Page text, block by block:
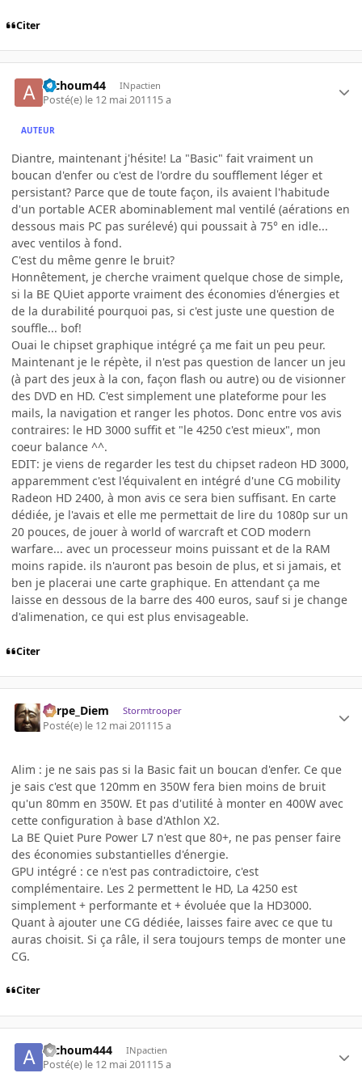
Citer
atchoum44 INpactien
Posté(e) le 12 mai 201115 a
AUTEUR
Diantre, maintenant j'hésite! La "Basic" fait vraiment un
boucan d'enfer ou c'est de l'ordre du soufflement léger et
persistant? Parce que de toute façon, ils avaient l'habitude
d'un portable ACER abominablement mal ventilé (aérations en
dessous mais PC pas surélevé) qui poussait à 75° en idle...
avec ventilos à fond.
C'est du même genre le bruit?
Honnêtement, je cherche vraiment quelque chose de simple,
si la BE QUiet apporte vraiment des économies d'énergies et
de la durabilité pourquoi pas, si c'est juste une question de
souffle... bof!
Ouai le chipset graphique intégré ça me fait un peu peur.
Maintenant je le répète, il n'est pas question de lancer un jeu
(à part des jeux à la con, façon flash ou autre) ou de visionner
des DVD en HD. C'est simplement une plateforme pour les
mails, la navigation et ranger les photos. Donc entre vos avis
contraires: le HD 3000 suffit et "le 4250 c'est mieux", mon
coeur balance ^^.
EDIT: je viens de regarder les test du chipset radeon HD 3000,
apparemment c'est l'équivalent en intégré d'une CG mobility
Radeon HD 2400, à mon avis ce sera bien suffisant. En carte
dédiée, je l'avais et elle me permettait de lire du 1080p sur un
20 pouces, de jouer à world of warcraft et COD modern
warfare... avec un processeur moins puissant et de la RAM
moins rapide. ils n'auront pas besoin de plus, et si jamais, et
ben je placerai une carte graphique. En attendant ça me
laisse en dessous de la barre des 400 euros, sauf si je change
d'alimenation, ce qui est plus envisageable.
Citer
Carpe_Diem Stormtrooper
Posté(e) le 12 mai 201115 a
Alim : je ne sais pas si la Basic fait un boucan d'enfer. Ce que
je sais c'est que 120mm en 350W fera bien moins de bruit
qu'un 80mm en 350W. Et pas d'utilité à monter en 400W avec
cette configuration à base d'Athlon X2.
La BE Quiet Pure Power L7 n'est que 80+, ne pas penser faire
des économies substantielles d'énergie.
GPU intégré : ce n'est pas contradictoire, c'est
complémentaire. Les 2 permettent le HD, La 4250 est
simplement + performante et + évoluée que la HD3000.
Quant à ajouter une CG dédiée, laisses faire avec ce que tu
auras choisit. Si ça râle, il sera toujours temps de monter une
CG.
Citer
atchoum444 INpactien
Posté(e) le 12 mai 201115 a